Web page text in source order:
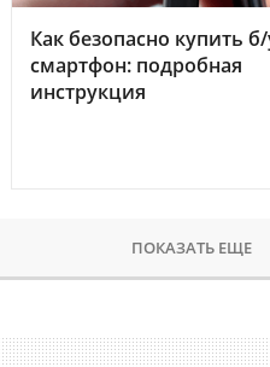
Как безопасно купить
смартфон: подробная
инструкция
ПОКАЗАТЬ ЕЩЕ